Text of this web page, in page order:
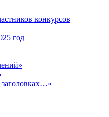
конкурсов
год